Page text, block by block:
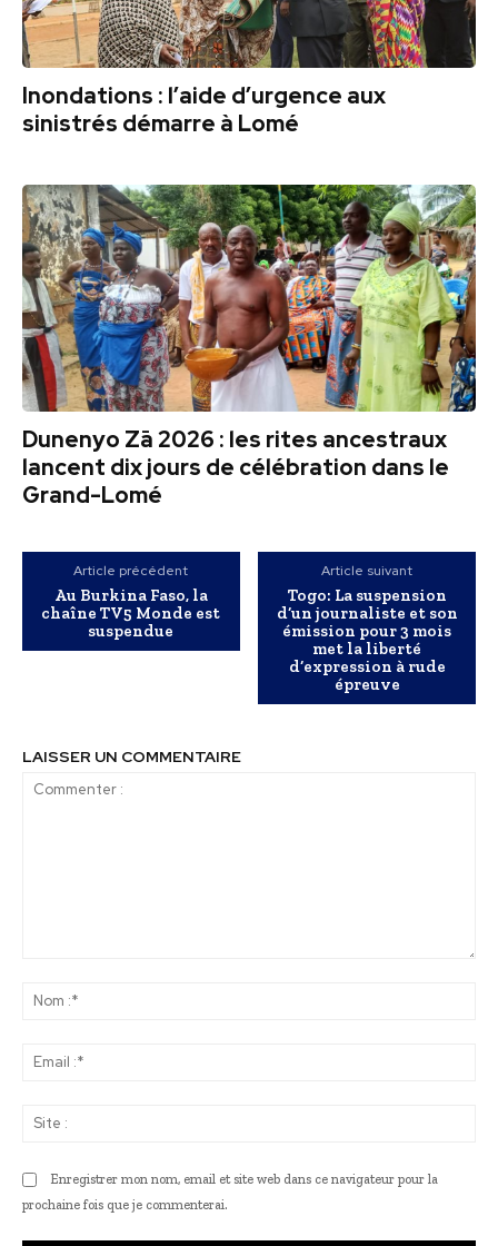
Inondations : l’aide d’urgence aux
sinistrés démarre à Lomé
Dunenyo Zā 2026 : les rites ancestraux
lancent dix jours de célébration dans le
Grand-Lomé
Article précédent
Au Burkina Faso, la
chaîne TV5 Monde est
suspendue
Article suivant
Togo: La suspension
d’un journaliste et son
émission pour 3 mois
met la liberté
d’expression à rude
épreuve
LAISSER UN COMMENTAIRE
Enregistrer mon nom, email et site web dans ce navigateur pour la
prochaine fois que je commenterai.